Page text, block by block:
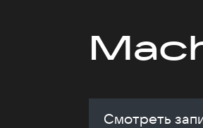
Смотреть